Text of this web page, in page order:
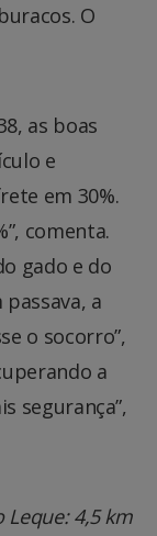
O
as boas
e
em 30%.
comenta.
gado e do
a
o socorro”,
a
segurança”,
Leque: 4,5 km